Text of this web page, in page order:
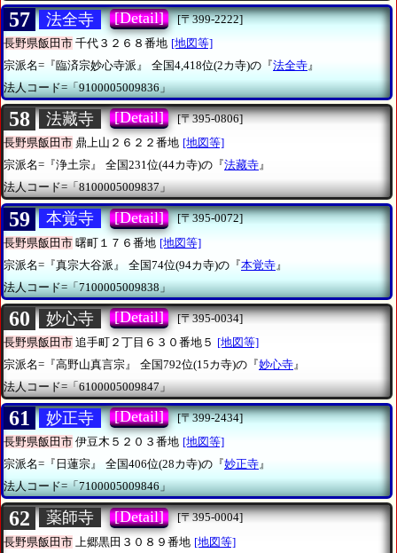
57 法全寺 [Detail]
[〒399-2222]
長野県飯田市 千代３２６８番地 [地図等]
宗派名=『臨済宗妙心寺派』
全国4,418位(2カ寺)の『法全寺』
法人コード=「9100005009836」
58 法藏寺 [Detail]
[〒395-0806]
長野県飯田市 鼎上山２６２２番地 [地図等]
宗派名=『浄土宗』
全国231位(44カ寺)の『法藏寺』
法人コード=「8100005009837」
59 本覚寺 [Detail]
[〒395-0072]
長野県飯田市 曙町１７６番地 [地図等]
宗派名=『真宗大谷派』
全国74位(94カ寺)の『本覚寺 』
法人コード=「7100005009838」
60 妙心寺 [Detail]
[〒395-0034]
長野県飯田市 追手町２丁目６３０番地５ [地図等]
宗派名=『高野山真言宗』
全国792位(15カ寺)の『妙心寺』
法人コード=「6100005009847」
61 妙正寺 [Detail]
[〒399-2434]
長野県飯田市 伊豆木５２０３番地 [地図等]
宗派名=『日蓮宗』
全国406位(28カ寺)の『妙正寺』
法人コード=「7100005009846」
62 薬師寺 [Detail]
[〒395-0004]
長野県飯田市 上郷黒田３０８９番地 [地図等]